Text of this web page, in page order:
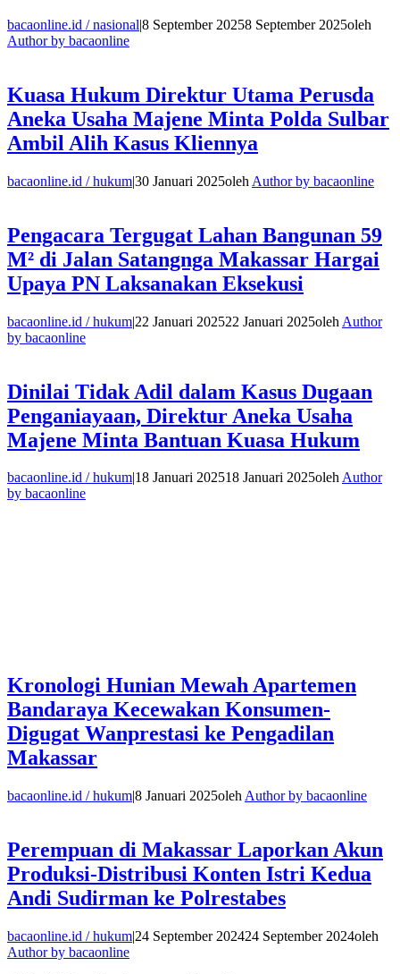
bacaonline.id / nasional|8 September 20258 September 2025oleh
Author by bacaonline
Kuasa Hukum Direktur Utama Perusda
Aneka Usaha Majene Minta Polda Sulbar
Ambil Alih Kasus Kliennya
bacaonline.id / hukum|30 Januari 2025oleh Author by bacaonline
Pengacara Tergugat Lahan Bangunan 59
M² di Jalan Satangnga Makassar Hargai
Upaya PN Laksanakan Eksekusi
bacaonline.id / hukum|22 Januari 202522 Januari 2025oleh Author
by bacaonline
Dinilai Tidak Adil dalam Kasus Dugaan
Penganiayaan, Direktur Aneka Usaha
Majene Minta Bantuan Kuasa Hukum
bacaonline.id / hukum 18 Januari 202518 Januari 2025olehAuthor
by bacaonline
Kronologi Hunian Mewah Apartemen
Bandaraya Kecewakan Konsumen-
Digugat Wanprestasi ke Pengadilan
Makassar
bacaonline.id / hukum|8 Januari 2025oleh Author by bacaonline
Perempuan di Makassar Laporkan Akun
Produksi-Distribusi Konten Istri Kedua
Andi Sudirman ke Polrestabes
bacaonline.id / hukum|24 September 202424 September 2024oleh
Author by bacaonline